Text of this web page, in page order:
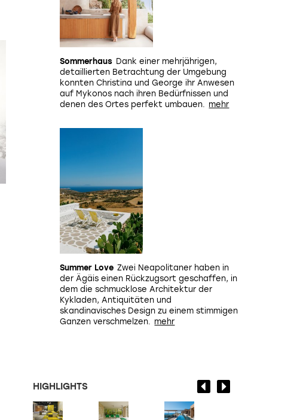
Sommerhaus Dank einer mehrjährigen,
detaillierten Betrachtung der Umgebung
konnten Christina und George ihr Anwesen
auf Mykonos nach ihren Bedürfnissen und
denen des Ortes perfekt umbauen.
Summer Love Zwei Neapolitaner haben in
der Ägäis einen Rückzugsort geschaffen, in
dem die schmucklose Architektur der
Kykladen, Antiquitäten und
skandinavisches Design zu einem stimmigen
Ganzen verschmelzen.
HIGHLIGHTS